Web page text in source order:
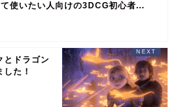
て使いたい人向けの3DCG初心者...
とドラゴン
た！